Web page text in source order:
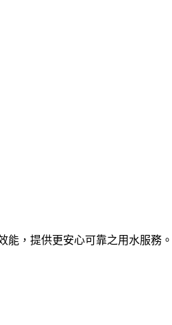
，提供更安心可靠之用水服務。